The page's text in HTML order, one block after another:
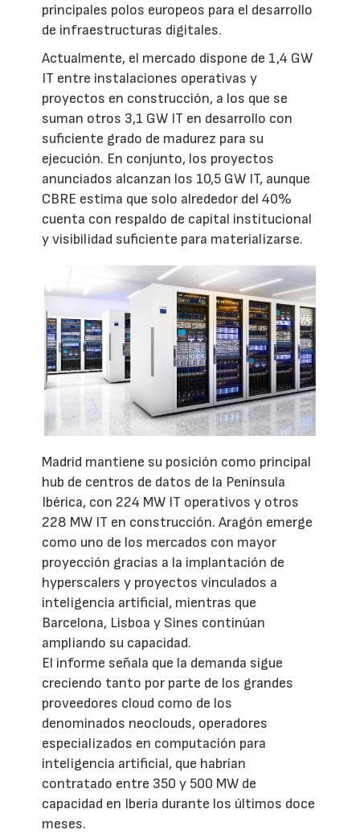
principales polos europeos para el desarrollo
de infraestructuras digitales.
Actualmente, el mercado dispone de 1,4 GW
IT entre instalaciones operativas y
proyectos en construcción, a los que se
suman otros 3,1 GW IT en desarrollo con
suficiente grado de madurez para su
ejecución. En conjunto, los proyectos
anunciados alcanzan los 10,5 GW IT, aunque
CBRE estima que solo alrededor del 40%
cuenta con respaldo de capital institucional
y visibilidad suficiente para materializarse.
Madrid mantiene su posición como principal
hub de centros de datos de la Península
Ibérica, con 224 MW IT operativos y otros
228 MW IT en construcción. Aragón emerge
como uno de los mercados con mayor
proyección gracias a la implantación de
hyperscalers y proyectos vinculados a
inteligencia artificial, mientras que
Barcelona, Lisboa y Sines continúan
ampliando su capacidad.
El informe señala que la demanda sigue
creciendo tanto por parte de los grandes
proveedores cloud como de los
denominados neoclouds, operadores
especializados en computación para
inteligencia artificial, que habrían
contratado entre 350 y 500 MW de
capacidad en Iberia durante los últimos doce
meses.